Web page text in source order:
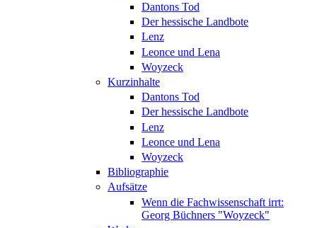
Dantons Tod
Der hessische Landbote
Lenz
Leonce und Lena
Woyzeck
Kurzinhalte
Dantons Tod
Der hessische Landbote
Lenz
Leonce und Lena
Woyzeck
Bibliographie
Aufsätze
Wenn die Fachwissenschaft irrt:
Georg Büchners "Woyzeck"